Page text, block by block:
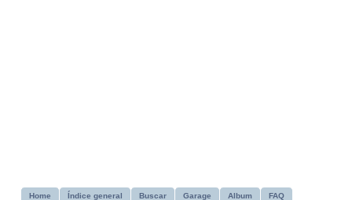
Home Índice general Buscar Garage Album FAQ